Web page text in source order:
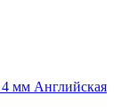
4 мм Английская